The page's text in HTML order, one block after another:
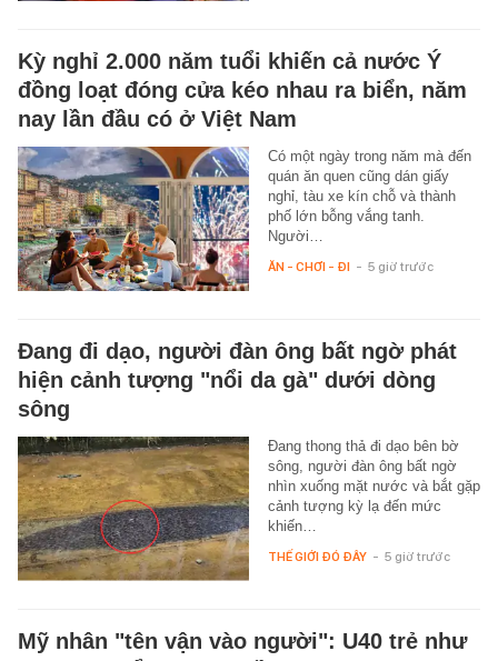
Kỳ nghỉ 2.000 năm tuổi khiến cả nước Ý
đồng loạt đóng cửa kéo nhau ra biển, năm
nay lần đầu có ở Việt Nam
Có một ngày trong năm mà đến
quán ăn quen cũng dán giấy
nghỉ, tàu xe kín chỗ và thành
phố lớn bỗng vắng tanh.
Người…
ĂN - CHƠI - ĐI - 5 giờ trước
Đang đi dạo, người đàn ông bất ngờ phát
hiện cảnh tượng "nổi da gà" dưới dòng
sông
Đang thong thả đi dạo bên bờ
sông, người đàn ông bất ngờ
nhìn xuống mặt nước và bắt gặp
cảnh tượng kỳ lạ đến mức
khiến…
THẾ GIỚI ĐÓ ĐÂY - 5 giờ trước
Mỹ nhân "tên vận vào người": U40 trẻ như